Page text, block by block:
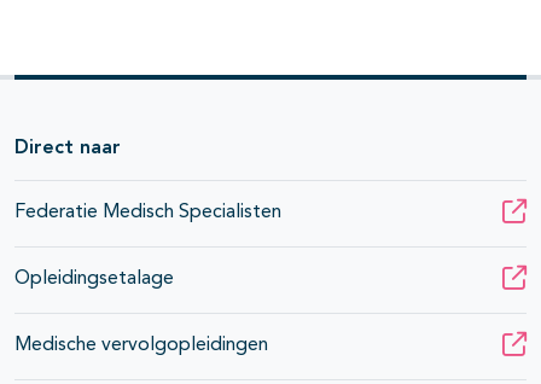
Direct naar
Federatie Medisch Specialisten
Opleidingsetalage
Medische vervolgopleidingen